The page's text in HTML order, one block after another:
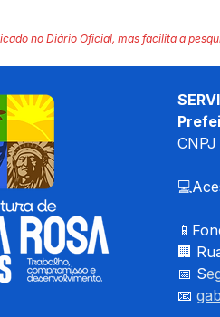
no Diário Oficial, mas facilita a
CNPJ
🏢
📅 S
📧